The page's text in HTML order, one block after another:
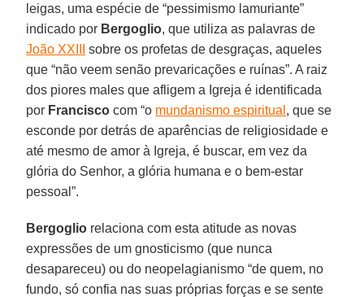
leigas, uma espécie de “pessimismo lamuriante”
indicado por Bergoglio, que utiliza as palavras de
João XXIII
sobre os profetas de desgraças, aqueles
que “não veem senão prevaricações e ruínas”. A raiz
dos piores males que afligem a Igreja é identificada
por Francisco com “o mundanismo espiritual , que se
esconde por detrás de aparências de religiosidade e
até mesmo de amor à Igreja, é buscar, em vez da
glória do Senhor, a glória humana e o bem-estar
pessoal”.
Bergoglio relaciona com esta atitude as novas
expressões de um gnosticismo (que nunca
desapareceu) ou do neopelagianismo “de quem, no
fundo, só confia nas suas próprias forças e se sente